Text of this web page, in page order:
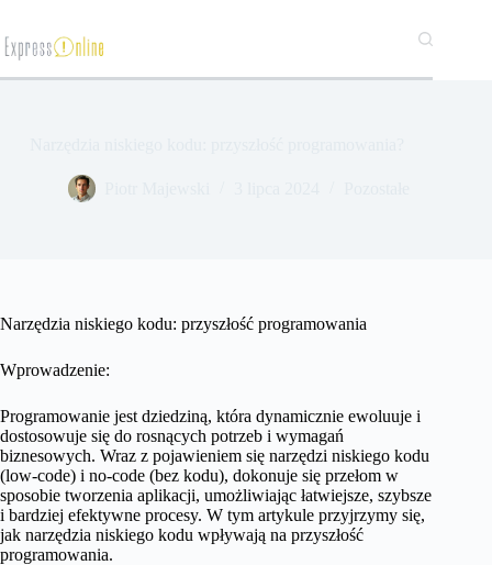
treści
Narzędzia niskiego kodu: przyszłość programowania
Wprowadzenie:
Programowanie jest dziedziną, która dynamicznie ewoluuje i
dostosowuje się do rosnących potrzeb i wymagań
biznesowych. Wraz z pojawieniem się narzędzi niskiego kodu
(low-code) i no-code (bez kodu), dokonuje się przełom w
sposobie tworzenia aplikacji, umożliwiając łatwiejsze, szybsze
i bardziej efektywne procesy. W tym artykule przyjrzymy się,
jak narzędzia niskiego kodu wpływają na przyszłość
programowania.